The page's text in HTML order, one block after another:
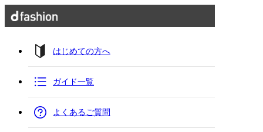
はじめての方へ
ガイド一覧
よくあるご質問